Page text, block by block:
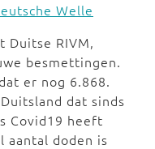
Welle
Duitse RIVM,
besmettingen.
er nog 6.868.
dat sinds
Covid19 heeft
aantal doden is